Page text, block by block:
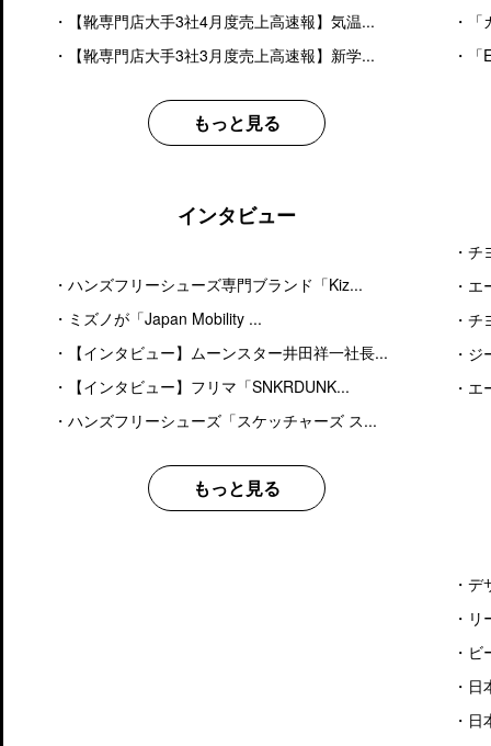
・
【靴専門店大手3社4月度売上高速報】気温...
・
【靴専門店大手3社3月度売上高速報】新学...
もっと見る
・
・
インタビュー
・ ハンズフリーシューズ専門ブランド「Kiz...
・ ミズノが「Japan Mobility ...
・
【インタビュー】ムーンスター井田祥一社長...
・
【インタビュー】フリマ「SNKRDUNK...
・ ハンズフリーシューズ「スケッチャーズ ス...
もっと見る
・チ
・ エ
・チ
・ ジ
・ エ
・デ
・ リ
・ ビ
・ 日
・ 日